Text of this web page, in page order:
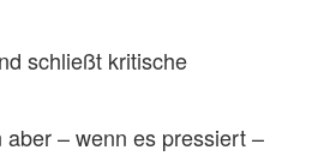
schließt kritische
– wenn es pressiert –